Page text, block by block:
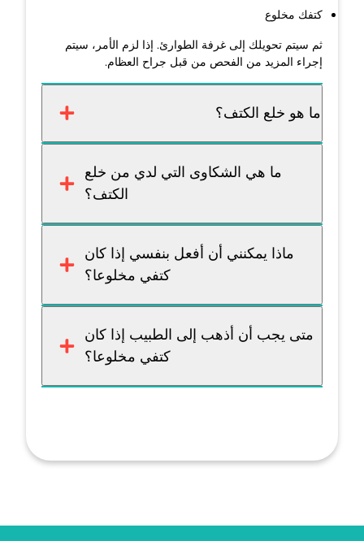
كتفك مخلوع
ثم سيتم تحويلك إلى غرفة الطوارئ. إذا لزم الأمر، سيتم
إجراء المزيد من الفحص من قبل جراح العظام.
ما هو خلع الكتف؟
ما هي الشكاوى التي لدي من خلع
الكتف؟
ماذا يمكنني أن أفعل بنفسي إذا كان
كتفي مخلوعا؟
متى يجب أن أذهب إلى الطبيب إذا كان
كتفي مخلوعا؟